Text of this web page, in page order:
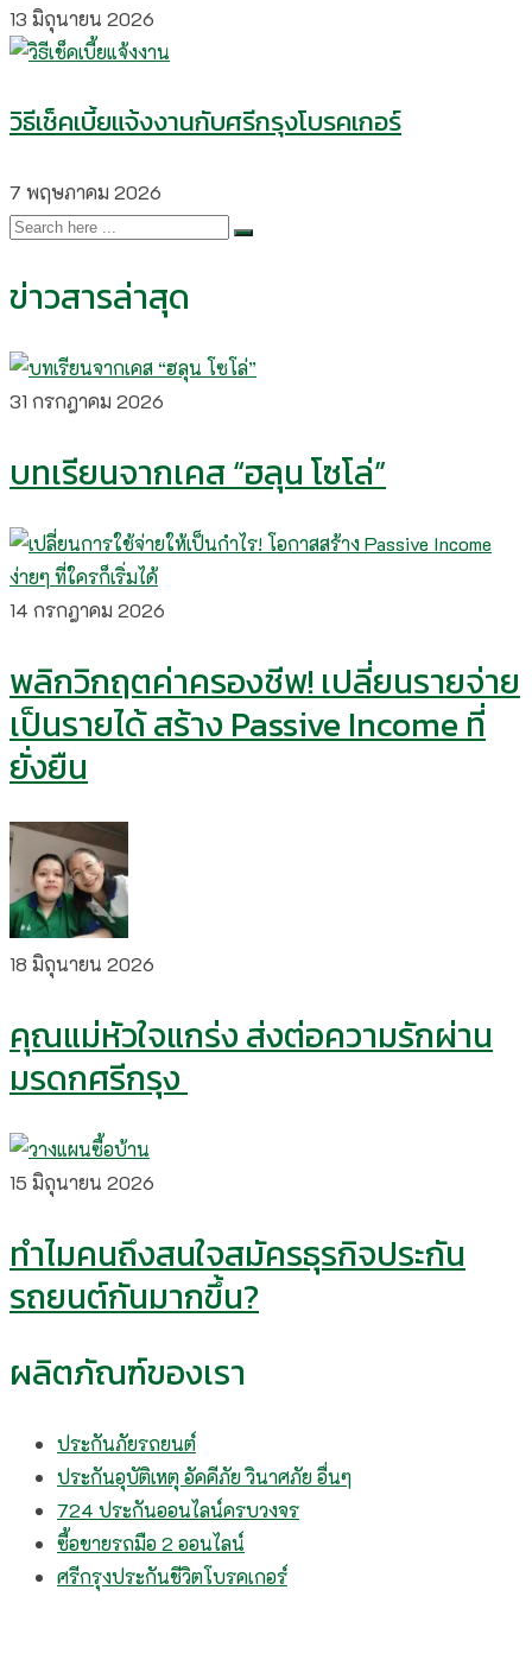
13 มิถุนายน 2026
วิธีเช็คเบี้ยแจ้งงานกับศรีกรุงโบรคเกอร์
7 พฤษภาคม 2026
ข่าวสารล่าสุด
31 กรกฎาคม 2026
บทเรียนจากเคส “ฮลุน โซโล่”
14 กรกฎาคม 2026
พลิกวิกฤตค่าครองชีพ! เปลี่ยนรายจ่าย
เป็นรายได้ สร้าง Passive Income ที่
ยั่งยืน
18 มิถุนายน 2026
คุณแม่หัวใจแกร่ง ส่งต่อความรักผ่าน
มรดกศรีกรุง
15 มิถุนายน 2026
ทำไมคนถึงสนใจสมัครธุรกิจประกัน
รถยนต์กันมากขึ้น?
ผลิตภัณฑ์ของเรา
ประกันภัยรถยนต์
ประกันอุบัติเหตุ อัคคีภัย วินาศภัย อื่นๆ
724 ประกันออนไลน์ครบวงจร
ซื้อขายรถมือ 2 ออนไลน์
ศรีกรุงประกันชีวิตโบรคเกอร์